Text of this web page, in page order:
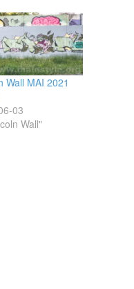
Wall MAI 2021
03
Wall"